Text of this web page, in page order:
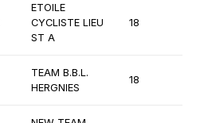
ETOILE
CYCLISTE LIEU
ST A
18
TEAM B.B.L.
HERGNIES
18